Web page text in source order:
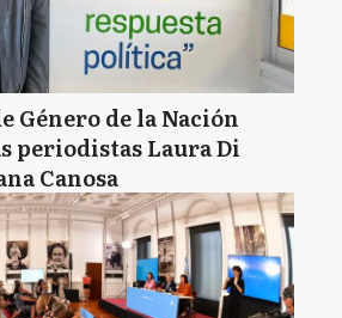
Género de la Nación
periodistas Laura Di
Canosa